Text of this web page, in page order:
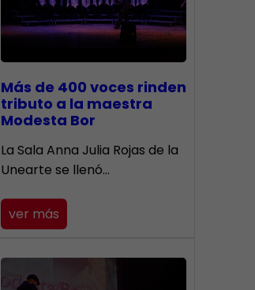
Más de 400 voces rinden
tributo a la maestra
Modesta Bor
​La Sala Anna Julia Rojas de la
Unearte se llenó…
ver más